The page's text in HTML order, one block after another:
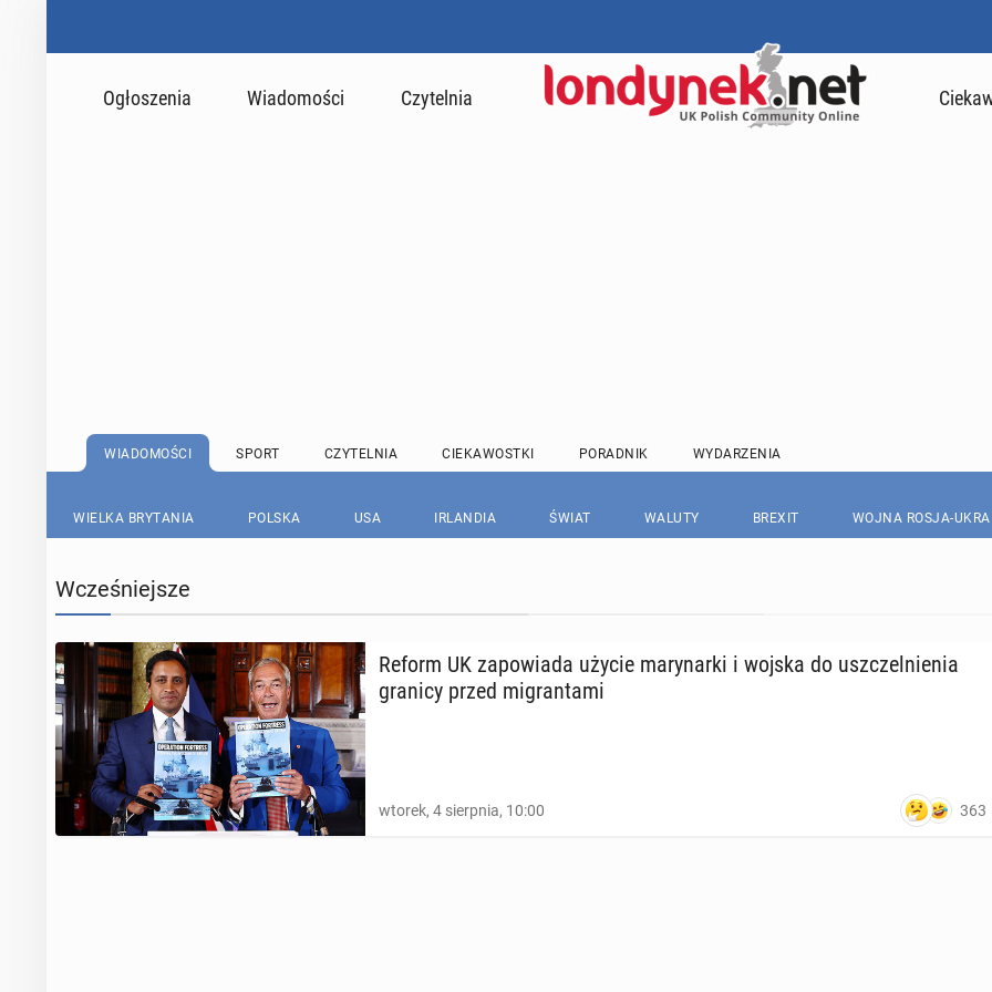
Ogłoszenia Wiadomości Czytelnia
WIADOMOŚCI SPORT CZYTELNIA CIEKAWOSTKI PORADNIK WYDARZENIA
WIELKA BRYTANIA POLSKA USA IRLANDIA ŚWIAT WALUTY BREXIT WOJNA ROSJA-
Wcześniejsze
Reform UK za­po­wia­da użycie ma­ry­nar­ki i wojska do uszczel­nie­nia
granicy przed mi­gran­ta­mi
wtorek, 4 sierpnia, 10:00 363